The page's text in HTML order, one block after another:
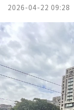
2026-04-22 09:28